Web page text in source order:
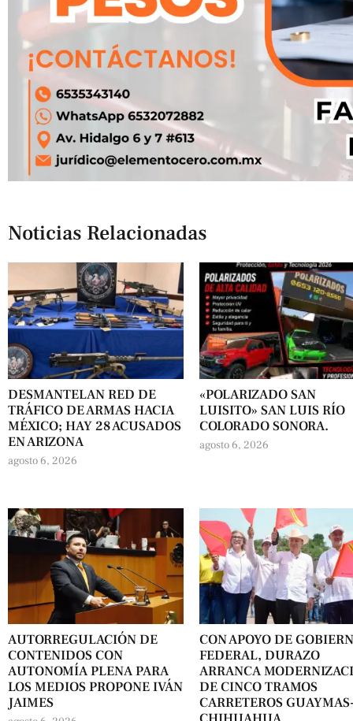
Noticias Relacionadas
DESMANTELAN RED DE
TRÁFICO DE ARMAS HACIA
MÉXICO; HAY 28 ACUSADOS
EN ARIZONA
agosto 6, 2026
«POLARIZADO SAN
LUISITO» SAN LUIS RÍO
COLORADO SONORA.
agosto 6, 2026
AUTORREGULACIÓN DE
CONTENIDOS CON
AUTONOMÍA PLENA PARA
LOS MEDIOS PROPONE IVÁN
JAIMES
CON APOYO DE
FEDERAL, DURAZO
ARRANCA
DE CINCO TRAMOS
CARRETEROS